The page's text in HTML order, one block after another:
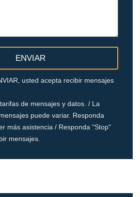
usted acepta recibir mensajes
de mensajes y datos. / La
puede variar. Responda
más asistencia / Responda "Stop"
mensajes.